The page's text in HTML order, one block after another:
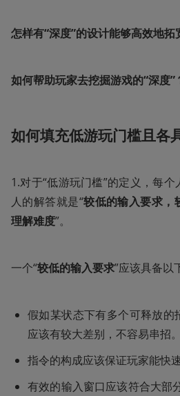
怎样有“深度”的设计能够高效地拓
如何帮助玩家去挖掘游戏的“深度”
如何填充低游玩门槛且各
1.对于“低游玩门槛”的定义，每
人的解答就是“较低的输入要求，
理解难度”。
一个“较低的输入要求”应该具备以
假如某状态下有多个可释放的
应该有较大差别，不容易串招。
指令的构成应该保证玩家能快
有效的输入窗口应该符合大部